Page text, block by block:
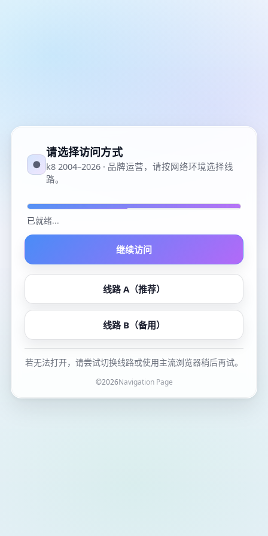
●
请选择访问方式
k8 2004–2026 · 品牌运营，请按网络环境选择线
路。
已就绪...
继续访问
线路 A（推荐）
线路 B（备用）
若无法打开，请尝试切换线路或使用主流浏览器稍后再试。
©2026Navigation Page